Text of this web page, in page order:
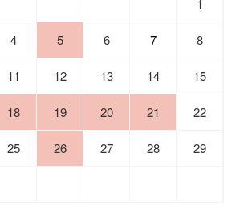
1
4 5 6 7 8
11 12 13 14 15
18 19 20 21 22
25 26 27 28 29